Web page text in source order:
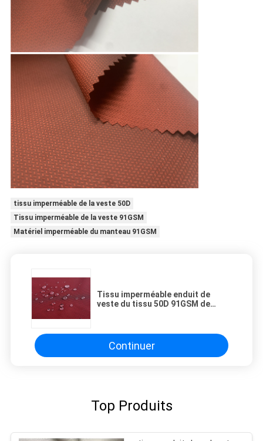
tissu imperméable de la veste 50D
Tissu imperméable de la veste 91GSM
Matériel imperméable du manteau 91GSM
Tissu imperméable enduit de
veste du tissu 50D 91GSM de
Continuer
Top Produits